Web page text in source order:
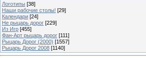
Логотипы [38]
Наши рабочие столы! [29]
Календари [24]
Не рыцарь дорог [229]
Из Игр [455]
Фан-Арт рыцарь дорог [111]
Рыцарь Дорог (2000) [1557]
Рыцарь Дорог 2008 [1140]